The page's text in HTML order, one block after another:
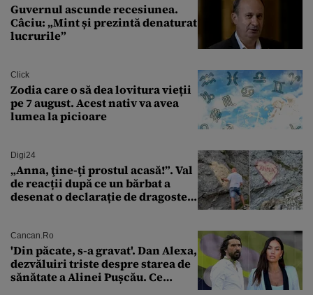
Guvernul ascunde recesiunea.
Câciu: „Mint și prezintă denaturat
lucrurile”
Click
Zodia care o să dea lovitura vieții
pe 7 august. Acest nativ va avea
lumea la picioare
Digi24
„Anna, ţine-ţi prostul acasă!”. Val
de reacții după ce un bărbat a
desenat o declarație de dragoste
Cancan.ro
'Din păcate, s-a gravat'. Dan Alexa,
dezvăluiri triste despre starea de
sănătate a Alinei Pușcău. Ce